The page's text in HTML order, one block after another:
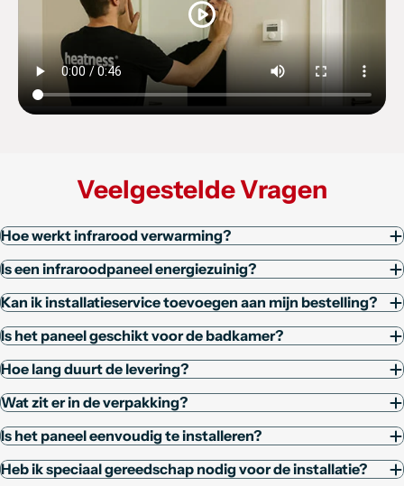
Veelgestelde Vragen
Hoe werkt infrarood verwarming?
Is een infraroodpaneel energiezuinig?
Kan ik installatieservice toevoegen aan mijn bestelling?
Is het paneel geschikt voor de badkamer?
Hoe lang duurt de levering?
Wat zit er in de verpakking?
Is het paneel eenvoudig te installeren?
Heb ik speciaal gereedschap nodig voor de installatie?